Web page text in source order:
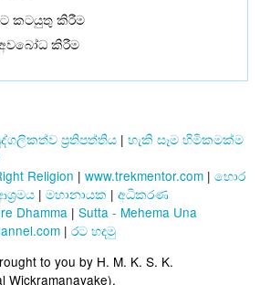
කටයුතු කිරීම
අවබෝධ කිරීම
ප්‍රතිපත්තිය | හැකි සෑම හිමිකමක්ම
Religion | www.trekmentor.com | හොර
| මහානායක | අධිකරණ
Dhamma | Sutta - Mehema Una
| රට හදමු
to you by H. M. K. S. K.
Wickramanayake).